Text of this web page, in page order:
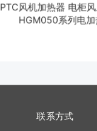
PTC风机加热器 电柜
HGM050系列电加
联系方式